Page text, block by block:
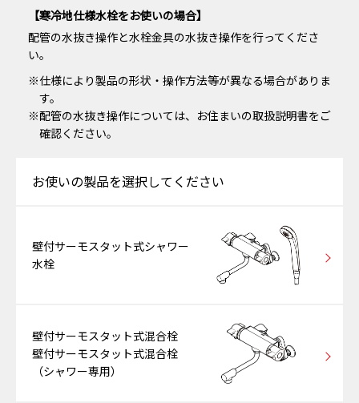
【寒冷地仕様⽔栓をお使いの場合】
配管の⽔抜き操作と⽔栓⾦具の⽔抜き操作を⾏ってくださ
い。
※仕様により製品の形状・操作⽅法等が異なる場合がありま
す。
※配管の⽔抜き操作については、お住まいの取扱説明書をご
確認ください。
お使いの製品を選択してください
壁付サーモスタット式シャワー
水栓
壁付サーモスタット式混合栓
壁付サーモスタット式混合栓
（シャワー専用）